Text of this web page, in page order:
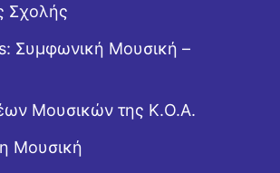
Σχολής
Συμφωνική Μουσική –
Μουσικών της Κ.Ο.Α.
Μουσική